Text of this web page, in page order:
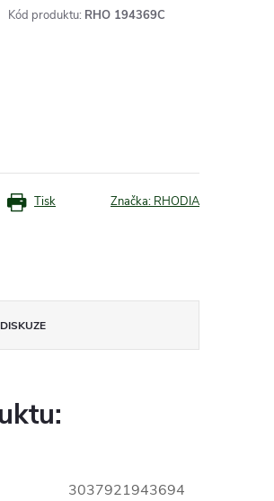
Kód produktu: RHO 194369C
Tisk Značka: RHODIA
DISKUZE
3037921943694